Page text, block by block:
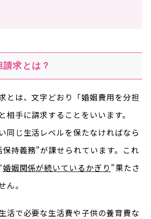
求とは？
とは、文字どおり「婚姻費用を分担
相手に請求することをいいます。
同じ生活レベルを保たなければなら
持義務”が課せられています。これ
婚姻関係が続いているかぎり ”果たさ
ん。
活で必要な生活費や子供の養育費な